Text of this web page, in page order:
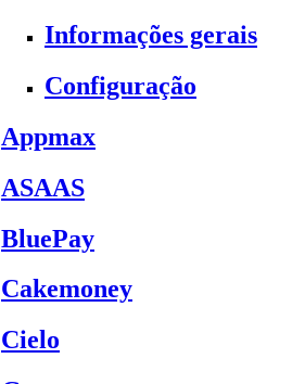
Informações gerais
Configuração
Appmax
ASAAS
BluePay
Cakemoney
Cielo